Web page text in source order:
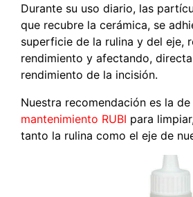
Durante su uso diario, las
que recubre la cerámica, se
superficie de la rulina y del eje,
rendimiento y afectando,
rendimiento de la incisión.
Nuestra recomendación es la
mantenimiento RUBI para
tanto la rulina como el eje de